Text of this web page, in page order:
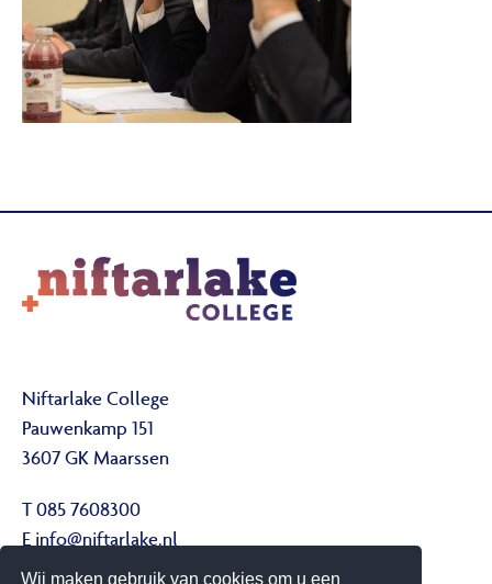
Wij maken gebruik van cookies om u een
Niftarlake College
Pauwenkamp 151
3607 GK Maarssen
T 085 7608300
Einfo@niftarlake.nl